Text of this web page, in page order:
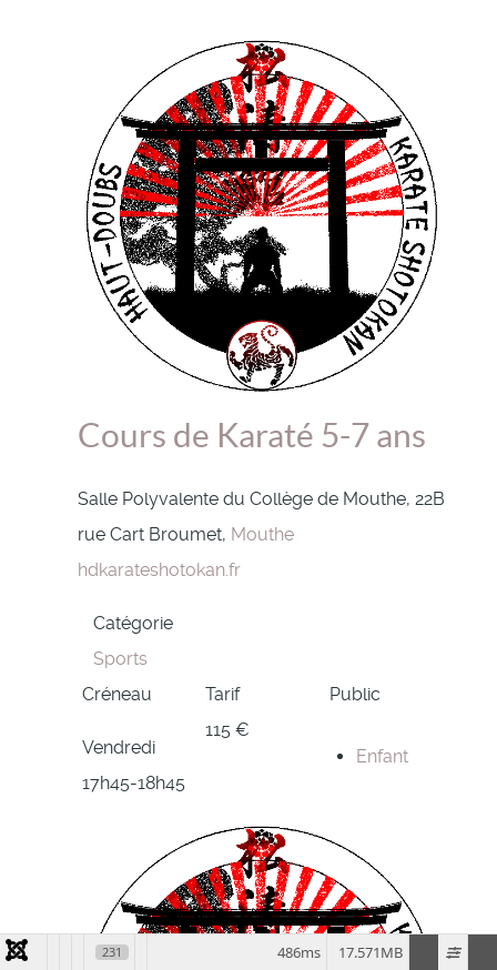
Cours de Karaté 5-7 ans
Salle Polyvalente du Collège de Mouthe, 22B
rue Cart Broumet, Mouthe
hdkarateshotokan.fr
Catégorie
Sports
Créneau
Vendredi
17h45-18h45
Tarif
115 €
Public
Enfant
231 17.571MB
486ms